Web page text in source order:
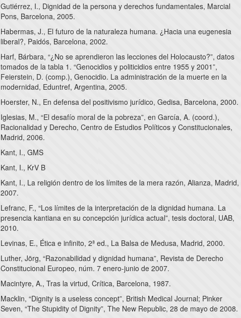
Gutiérrez, I., Dignidad de la persona y derechos fundamentales, Marcial
Pons, Barcelona, 2005.
Habermas, J., El futuro de la naturaleza humana. ¿Hacia una eugenesia
liberal?, Paidós, Barcelona, 2002.
Harf, Bárbara, “¿No se aprendieron las lecciones del Holocausto?”, datos
tomados de la tabla 1. “Genocidios y politicidios entre 1955 y 2001”,
Feierstein, D. (comp.), Genocidio. La administración de la muerte en la
modernidad, Eduntref, Argentina, 2005.
Hoerster, N., En defensa del positivismo jurídico, Gedisa, Barcelona, 2000.
Iglesias, M., “El desafío moral de la pobreza”, en García, A. (coord.),
Racionalidad y Derecho, Centro de Estudios Políticos y Constitucionales,
Madrid, 2006.
Kant, I., GMS
Kant, I., KrV B
Kant, I., La religión dentro de los límites de la mera razón, Alianza, Madrid,
2007.
Lefranc, F., “Los límites de la interpretación de la dignidad humana. La
presencia kantiana en su concepción jurídica actual”, tesis doctoral, UAB,
2010.
Levinas, E., Ética e infinito, 2ª ed., La Balsa de Medusa, Madrid, 2000.
Luther, Jörg, “Razonabilidad y dignidad humana”, Revista de Derecho
Constitucional Europeo, núm. 7 enero-junio de 2007.
Macintyre, A., Tras la virtud, Crítica, Barcelona, 1987.
Macklin, “Dignity is a useless concept”, British Medical Journal; Pinker
Seven, “The Stupidity of Dignity”, The New Republic, 28 de mayo de 2008.